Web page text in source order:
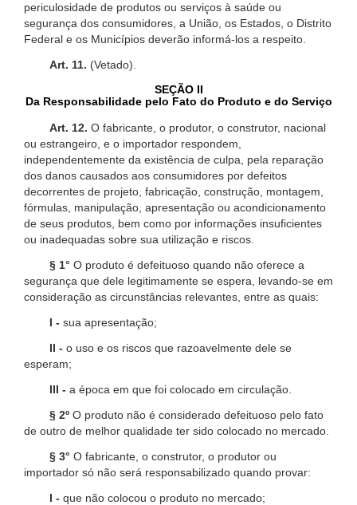
periculosidade de produtos ou serviços à saúde ou
segurança dos consumidores, a União, os Estados, o Distrito
Federal e os Municípios deverão informá-los a respeito.
Art. 11. (Vetado).
SEÇÃO II
Da Responsabilidade pelo Fato do Produto e do Serviço
Art. 12. O fabricante, o produtor, o construtor, nacional
ou estrangeiro, e o importador respondem,
independentemente da existência de culpa, pela reparação
dos danos causados aos consumidores por defeitos
decorrentes de projeto, fabricação, construção, montagem,
fórmulas, manipulação, apresentação ou acondicionamento
de seus produtos, bem como por informações insuficientes
ou inadequadas sobre sua utilização e riscos.
§ 1° O produto é defeituoso quando não oferece a
segurança que dele legitimamente se espera, levando-se em
consideração as circunstâncias relevantes, entre as quais:
I - sua apresentação;
II - o uso e os riscos que razoavelmente dele se
esperam;
III - a época em que foi colocado em circulação.
§ 2º O produto não é considerado defeituoso pelo fato
de outro de melhor qualidade ter sido colocado no mercado.
§ 3° O fabricante, o construtor, o produtor ou
importador só não será responsabilizado quando provar:
I - que não colocou o produto no mercado;